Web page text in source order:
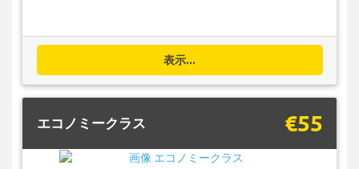
表示...
エコノミークラス €55